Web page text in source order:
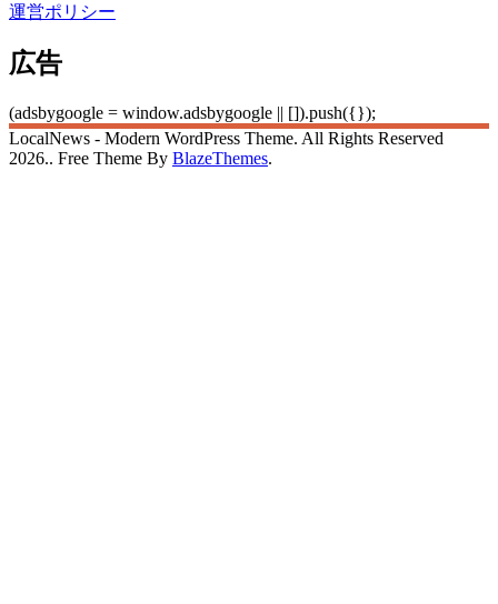
運営ポリシー
広告
(adsbygoogle = window.adsbygoogle || []).push({});
LocalNews - Modern WordPress Theme. All Rights Reserved
2026.. Free Theme By BlazeThemes.